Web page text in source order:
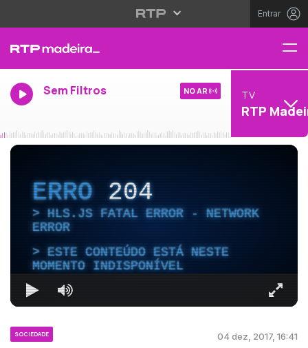
Entrar
Sem Filtros NO AR TV
RTP
ERRO204
HLS.JS FATAL ERROR - NETWORK
ERROR
ESTE CONTEÚDO ESTÁ NESTE
MOMENTO INDISPONÍVEL
SOCIEDADE 04 dez, 2017, 16:41